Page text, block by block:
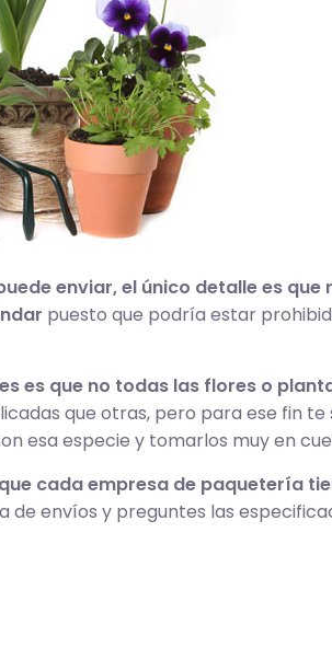
enviar, el único detalle es que
puesto que podría estar
es que no todas las flores o
que otras, pero para ese fin
esa especie y tomarlos muy en
cada empresa de paquetería
envíos y preguntes las